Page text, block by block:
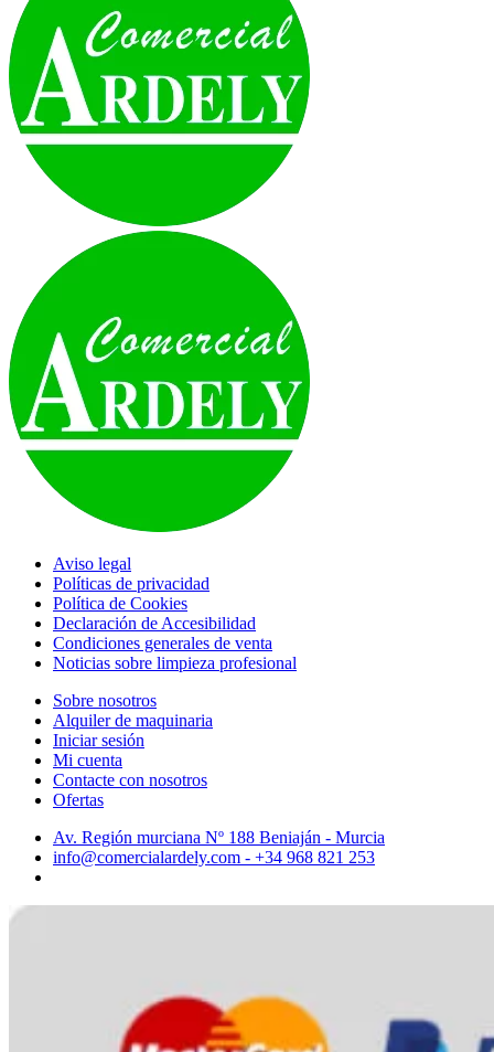
Aviso legal
Políticas de privacidad
Política de Cookies
Declaración de Accesibilidad
Condiciones generales de venta
Noticias sobre limpieza profesional
Sobre nosotros
Alquiler de maquinaria
Iniciar sesión
Mi cuenta
Contacte con nosotros
Ofertas
Av. Región murciana Nº 188 Beniaján - Murcia
info@comercialardely.com - +34 968 821 253